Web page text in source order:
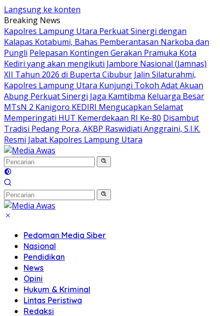
Langsung ke konten
Breaking News
Kapolres Lampung Utara Perkuat Sinergi dengan
Kalapas Kotabumi, Bahas Pemberantasan Narkoba dan
Pungli Pelepasan Kontingen Gerakan Pramuka Kota
Kediri yang akan mengikuti Jambore Nasional (Jamnas)
XII Tahun 2026 di Buperta Cibubur Jalin Silaturahmi,
Kapolres Lampung Utara Kunjungi Tokoh Adat Akuan
Abung Perkuat Sinergi Jaga Kamtibma Keluarga Besar
MTsN 2 Kanigoro KEDIRI Mengucapkan Selamat
Memperingati HUT Kemerdekaan RI Ke-80 Disambut
Tradisi Pedang Pora, AKBP Raswidiati Anggraini, S.I.K.
Resmi Jabat Kapolres Lampung Utara
Pedoman Media Siber
Nasional
Pendidikan
News
Opini
Hukum & Kriminal
Lintas Peristiwa
Redaksi